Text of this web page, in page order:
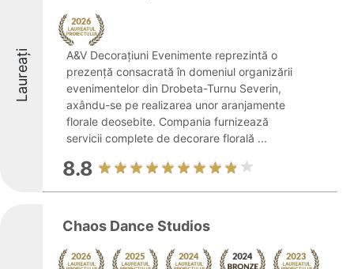
Laureați
A&V Decorațiuni Evenimente reprezintă o
prezență consacrată în domeniul organizării
evenimentelor din Drobeta-Turnu Severin,
axându-se pe realizarea unor aranjamente
florale deosebite. Compania furnizează
servicii complete de decorare florală ...
8.8
Chaos Dance Studios